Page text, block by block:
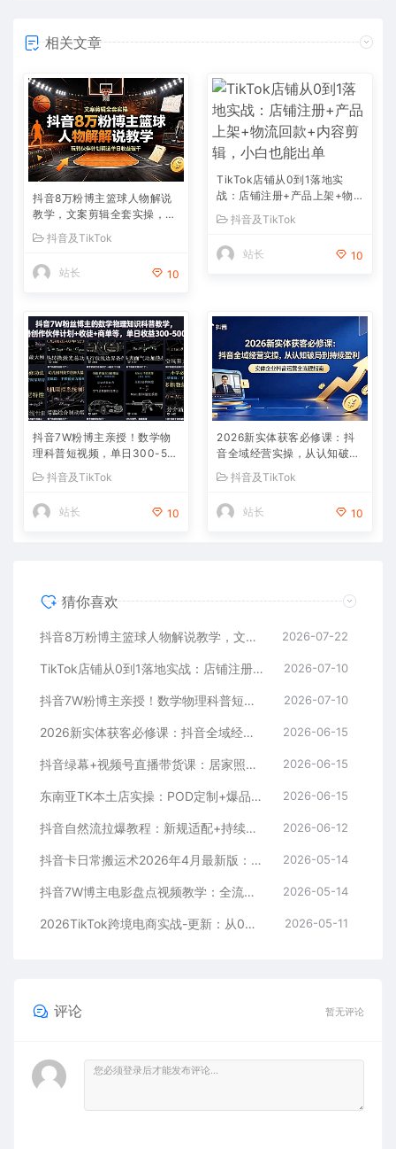
相关文章
抖音8万粉博主篮球人物解说
教学，文案剪辑全套实操，玩
转伙伴计划精选单日收益破千
抖音及TikTok
站长 10
TikTok店铺从0到1落地实
战：店铺注册+产品上架+物
流回款+内容剪辑，小白也能
出单
抖音及TikTok
站长 10
抖音7W粉博主亲授！数学物
理科普短视频，单日300-50
现
抖音及TikTok
站长 10
2026新实体获客必修课：抖
音全域经营实操，从认知破局
抖音及TikTok
站长 10
猜你喜欢
抖音8万粉博主篮球人物解说教学，文案剪辑全套实操，玩转伙伴计划精选单日收益破千 2026-07-22
TikTok店铺从0到1落地实战：店铺注册+产品上架+物流回款+内容剪辑，小白也能出单 2026-07-10
抖音7W粉博主亲授！数学物理科普短视频，单日300-500，伙伴计划+收徒+商单全变现 2026-07-10
2026新实体获客必修课：抖音全域经营实操，从认知破局到持续盈利 2026-06-15
抖音绿幕+视频号直播带货课：居家照着稿子念起号，手机电脑双场景搭建全流程 2026-06-15
东南亚TK本土店实操：POD定制+爆品截流+暴力冷启动，0粉也能开橱窗带货 2026-06-15
抖音自然流拉爆教程：新规适配+持续更新，话术+投放+起号一站式实战教学（更新26年5月11） 2026-06-12
抖音卡日常搬运术2026年4月最新版：影视账号爆款涨粉玩法，外面售价5000元核心 2026-05-14
抖音7W博主电影盘点视频教学：全流程剪辑制作+收益开通+商单收徒，零基础快速变现 2026-05-14
2026TikTok跨境电商实战-更新：从0到1跑通注册选品上架，出单发货回款全流程手把手教学 2026-05-11
评论 暂无评论